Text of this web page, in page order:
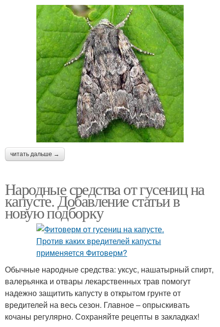
читать дальше →
Народные средства от гусениц на
капусте. Добавление статьи в
новую подборку
Обычные народные средства: уксус, нашатырный спирт,
валерьянка и отвары лекарственных трав помогут
надежно защитить капусту в открытом грунте от
вредителей на весь сезон. Главное – опрыскивать
кочаны регулярно. Сохраняйте рецепты в закладках!